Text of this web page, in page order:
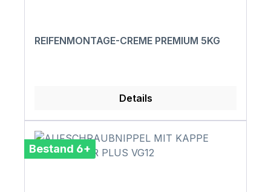
REIFENMONTAGE-CREME PREMIUM 5KG
Details
Bestand 6+